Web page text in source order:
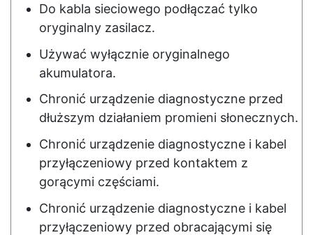
Do kabla sieciowego podłączać tylko
oryginalny zasilacz.
Używać wyłącznie oryginalnego
akumulatora.
Chronić urządzenie diagnostyczne przed
dłuższym działaniem promieni słonecznych.
Chronić urządzenie diagnostyczne i kabel
przyłączeniowy przed kontaktem z
gorącymi częściami.
Chronić urządzenie diagnostyczne i kabel
przyłączeniowy przed obracającymi się